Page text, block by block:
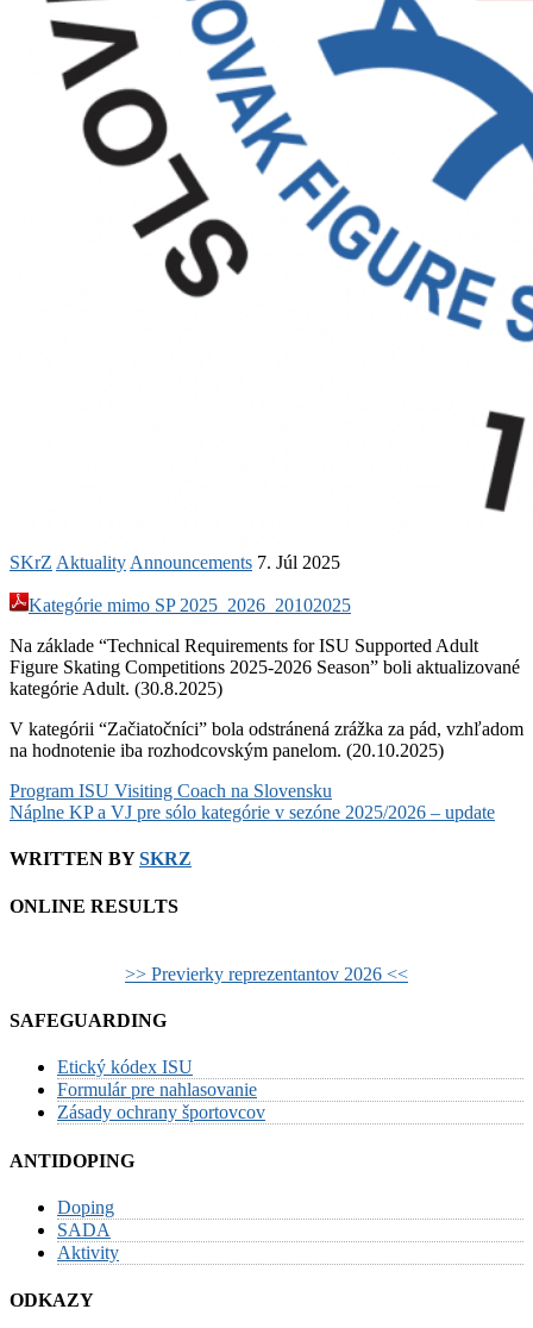
SKrZ Aktuality Announcements 7. Júl 2025
Kategórie mimo SP 2025_2026_20102025
Na základe “Technical Requirements for ISU Supported Adult
Figure Skating Competitions 2025-2026 Season” boli aktualizované
kategórie Adult. (30.8.2025)
V kategórii “Začiatočníci” bola odstránená zrážka za pád, vzhľadom
na hodnotenie iba rozhodcovským panelom. (20.10.2025)
Post
navigation
Program ISU Visiting Coach na Slovensku
Náplne KP a VJ pre sólo kategórie v sezóne 2025/2026 – update
WRITTEN BYSKRZ
ONLINE RESULTS
>> Previerky reprezentantov 2026 <<
SAFEGUARDING
Etický kódex ISU
Formulár pre nahlasovanie
Zásady ochrany športovcov
ANTIDOPING
Doping
SADA
Aktivity
ODKAZY